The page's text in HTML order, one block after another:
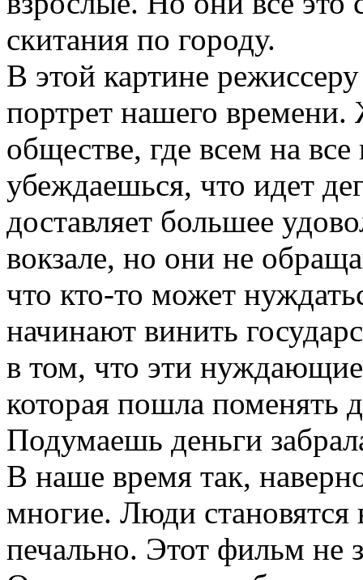
скитания по городу.
В этой картине
портрет нашего
обществе, где всем на
убеждаешься, что идет
доставляет большее
вокзале, но они не
что кто-то может
начинают винить
в том, что эти
которая пошла поменять
Подумаешь деньги
В наше время так,
многие. Люди становятся
печально. Этот фильм не